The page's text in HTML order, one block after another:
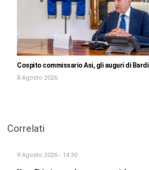
Cospito commissario Asi, gli auguri di Bardi
8 Agosto 2026
Correlati
9 Agosto 2026 - 14:30